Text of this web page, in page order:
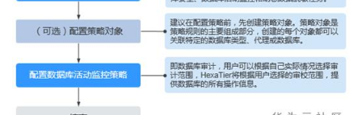
验
收
藏
议